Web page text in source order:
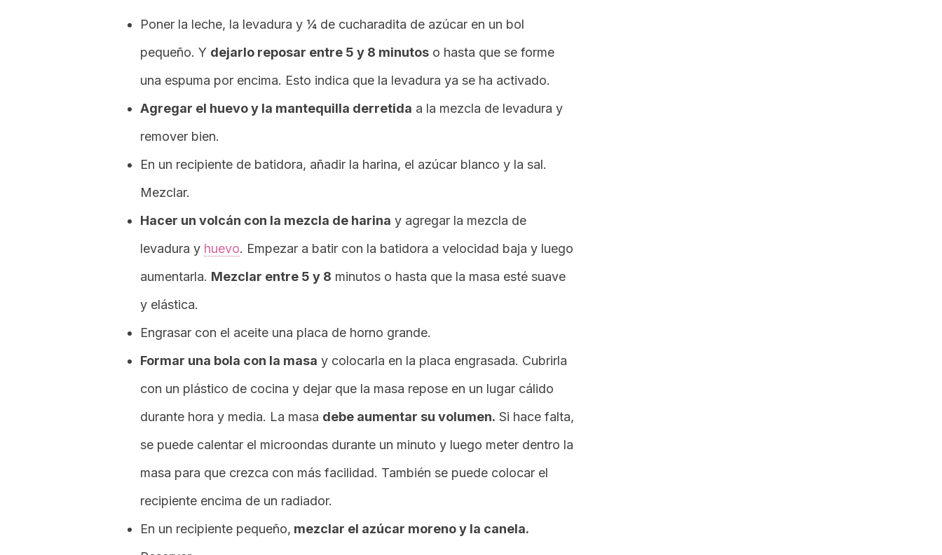
Poner la leche, la levadura y ¼ de cucharadita de azúcar en un bol
pequeño. Y dejarlo reposar entre 5 y 8 minutos o hasta que se forme
una espuma por encima. Esto indica que la levadura ya se ha activado.
Agregar el huevo y la mantequilla derretida a la mezcla de levadura y
remover bien.
En un recipiente de batidora, añadir la harina, el azúcar blanco y la sal.
Mezclar.
Hacer un volcán con la mezcla de harina y agregar la mezcla de
levadura y huevo. Empezar a batir con la batidora a velocidad baja y luego
aumentarla. Mezclar entre 5 y 8 minutos o hasta que la masa esté suave
y elástica.
Engrasar con el aceite una placa de horno grande.
Formar una bola con la masa y colocarla en la placa engrasada. Cubrirla
con un plástico de cocina y dejar que la masa repose en un lugar cálido
durante hora y media. La masa debe aumentar su volumen. Si hace falta,
se puede calentar el microondas durante un minuto y luego meter dentro la
masa para que crezca con más facilidad. También se puede colocar el
recipiente encima de un radiador.
En un recipiente pequeño, mezclar el azúcar moreno y la canela.